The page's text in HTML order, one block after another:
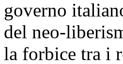
governo
del neo-
la forbice tra i